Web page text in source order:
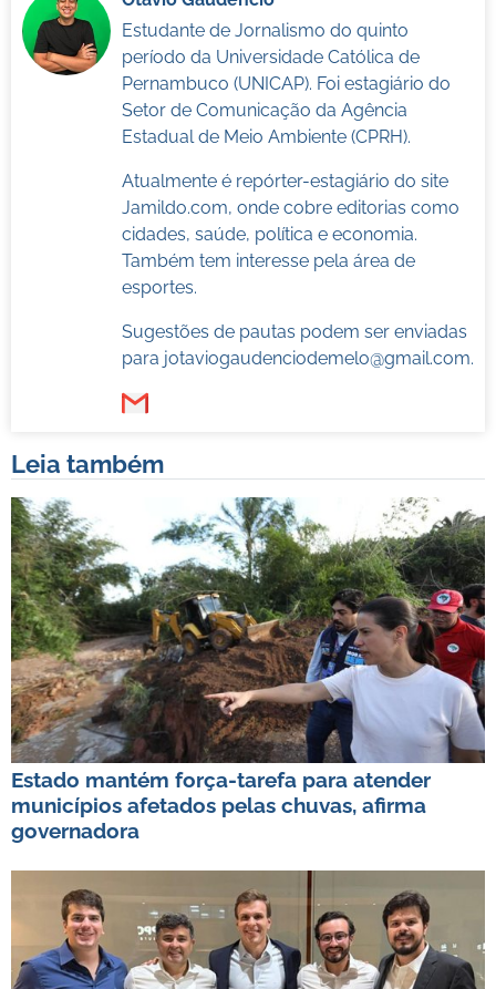
Estudante de Jornalismo do quinto
período da Universidade Católica de
Pernambuco (UNICAP). Foi estagiário do
Setor de Comunicação da Agência
Estadual de Meio Ambiente (CPRH).
Atualmente é repórter-estagiário do site
Jamildo.com, onde cobre editorias como
cidades, saúde, política e economia.
Também tem interesse pela área de
esportes.
Sugestões de pautas podem ser enviadas
para jotaviogaudenciodemelo@gmail.com.
Leia também
Estado mantém força-tarefa para atender
municípios afetados pelas chuvas, afirma
governadora